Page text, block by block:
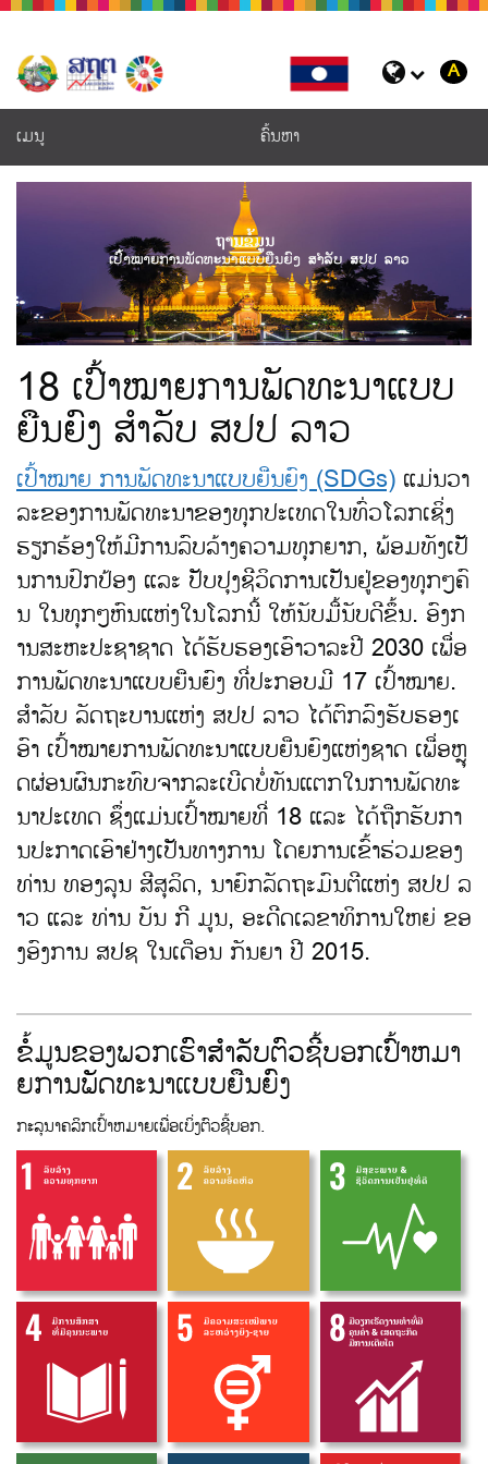
A
ເມນູ ຄົ້ນຫາ
18 ເປົ້າໝາຍການພັດທະນາແບບ
ຍືນຍົງ ສຳລັບ ສປປ ລາວ
ເປົ້າໝາຍ ການພັດທະນາແບບຍືນຍົງ (SDGs) ແມ່ນວາ
ລະຂອງການພັດທະນາຂອງທຸກປະເທດໃນທົ່ວໂລກເຊິ່ງ
ຮຽກຮ້ອງໃຫ້ມີການລົບລ້າງຄວາມທຸກຍາກ, ພ້ອມທັງເປັ
ນການປົກປ້ອງ ແລະ ປັບປຸງຊີວິດການເປັນຢູ່ຂອງທຸກໆຄົ
ນ ໃນທຸກໆຫົນແຫ່ງໃນໂລກນີ້ ໃຫ້ນັບມື້ນັບດີຂຶ້ນ. ອົງກ
ານສະຫະປະຊາຊາດ ໄດ້ຮັບຮອງເອົາວາລະປີ 2030 ເພື່ອ
ການພັດທະນາແບບຍືນຍົງ ທີ່ປະກອບມີ 17 ເປົ້າໝາຍ.
ສຳລັບ ລັດຖະບານແຫ່ງ ສປປ ລາວ ໄດ້ຕົກລົງຮັບຮອງເ
ອົາ ເປົ້າໝາຍການພັດທະນາແບບຍືນຍົງແຫ່ງຊາດ ເພື່ອຫຼຸ
ດຜ່ອນຜົນກະທົບຈາກລະເບີດບໍ່ທັນແຕກໃນການພັດທະ
ນາປະເທດ ຊຶ່ງແມ່ນເປົ້າໝາຍທີ່ 18 ແລະ ໄດ້ຖືກຮັບກາ
ນປະກາດເອົາຢ່າງເປັນທາງການ ໂດຍການເຂົ້າຮ່ວມຂອງ
ທ່ານ ທອງລຸນ ສີສຸລິດ, ນາຍົກລັດຖະມົນຕີແຫ່ງ ສປປ ລ
າວ ແລະ ທ່ານ ບັນ ກີ ມູນ, ອະດີດເລຂາທິການໃຫຍ່ ຂອ
ງອົງການ ສປຊ ໃນເດືອນ ກັນຍາ ປີ 2015.
ຂໍ້ມູນຂອງພວກເຮົາສໍາລັບຕົວຊີ້ບອກເປົ້າຫມາ
ຍການພັດທະນາແບບຍືນຍົງ
ກະລຸນາຄລິກເປົ້າຫມາຍເພື່ອເບິ່ງຕົວຊີ້ບອກ.